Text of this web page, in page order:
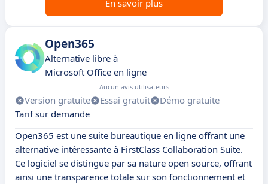
En savoir plus
Open365
Alternative libre à
Microsoft Office en ligne
Aucun avis utilisateurs
Version gratuite Essai gratuit
Démo gratuite
Tarif sur demande
Open365 est une suite bureautique en ligne offrant une
alternative intéressante à FirstClass Collaboration Suite.
Ce logiciel se distingue par sa nature open source, offrant
ainsi une transparence totale sur son fonctionnement et